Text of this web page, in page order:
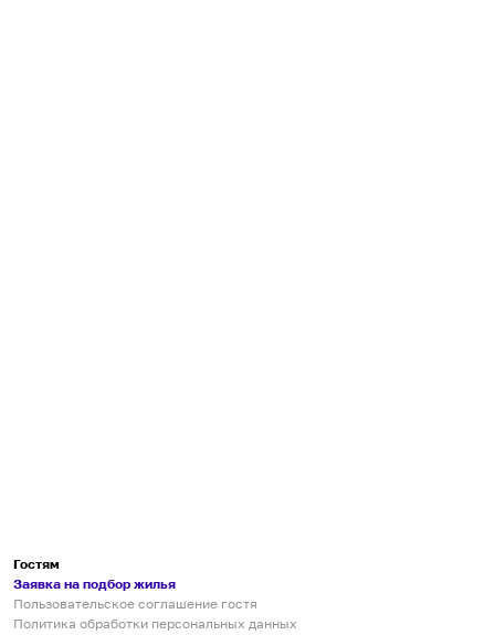
Гостям
Заявка на подбор жилья
Пользовательское соглашение гостя
Политика обработки персональных данных